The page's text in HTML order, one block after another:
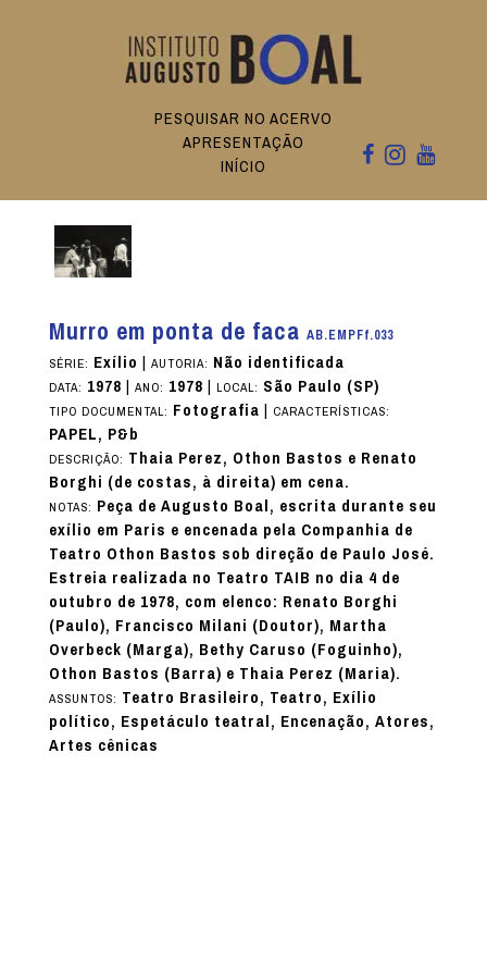
PESQUISAR NO ACERVO
APRESENTAÇÃO
INÍCIO
Murro em ponta de faca AB.EMPFf.033
SÉRIE: Exílio | AUTORIA: Não identificada
DATA: 1978| ANO: 1978| LOCAL: São Paulo (SP)
TIPO DOCUMENTAL: Fotografia| CARACTERÍSTICAS:
PAPEL, P&b
DESCRIÇÃO: Thaia Perez, Othon Bastos e Renato
Borghi (de costas, à direita) em cena.
NOTAS: Peça de Augusto Boal, escrita durante seu
exílio em Paris e encenada pela Companhia de
Teatro Othon Bastos sob direção de Paulo José.
Estreia realizada no Teatro TAIB no dia 4 de
outubro de 1978, com elenco: Renato Borghi
(Paulo), Francisco Milani (Doutor), Martha
Overbeck (Marga), Bethy Caruso (Foguinho),
Othon Bastos (Barra) e Thaia Perez (Maria).
ASSUNTOS: Teatro Brasileiro, Teatro, Exílio
político, Espetáculo teatral, Encenação, Atores,
Artes cênicas